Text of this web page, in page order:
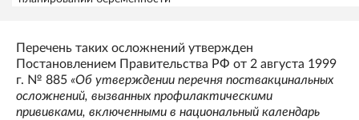
Перечень таких осложнений утвержден
Постановлением Правительства РФ от 2 августа 1999
г. № 885 «Об утверждении перечня поствакцинальных
осложнений, вызванных профилактическими
прививками, включенными в национальный календарь